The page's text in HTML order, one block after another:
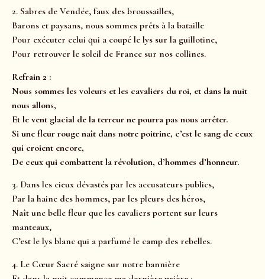
2. Sabres de Vendée, faux des broussailles,
Barons et paysans, nous sommes prêts à la bataille
Pour exécuter celui qui a coupé le lys sur la guillotine,
Pour retrouver le soleil de France sur nos collines.
Refrain 2 :
Nous sommes les voleurs et les cavaliers du roi, et dans la nuit
nous allons,
Et le vent glacial de la terreur ne pourra pas nous arrêter.
Si une fleur rouge naît dans notre poitrine, c’est le sang de ceux
qui croient encore,
De ceux qui combattent la révolution, d’hommes d’honneur.
3. Dans les cieux dévastés par les accusateurs publics,
Par la haine des hommes, par les pleurs des héros,
Naît une belle fleur que les cavaliers portent sur leurs
manteaux,
C’est le lys blanc qui a parfumé le camp des rebelles.
4. Le Cœur Sacré saigne sur notre bannière